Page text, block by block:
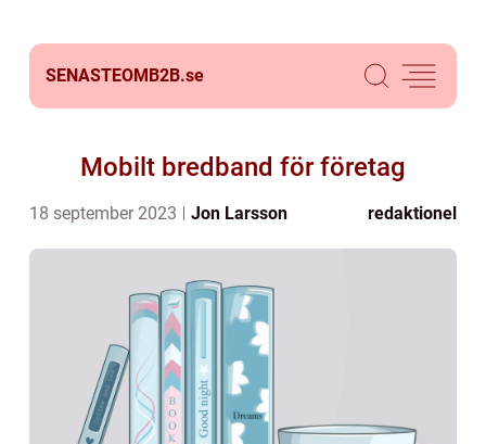
SENASTEOMB2B.se
Mobilt bredband för företag
18 september 2023 Jon Larsson redaktionel